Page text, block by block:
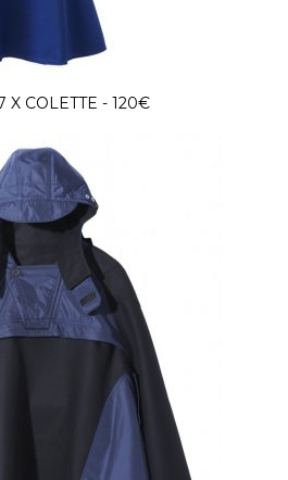
X COLETTE - 120€